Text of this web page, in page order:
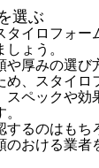
選ぶ
タイロフォー
ょう。
厚みの選び
め、スタイロ
スペックや効
するのはもち
おける業者